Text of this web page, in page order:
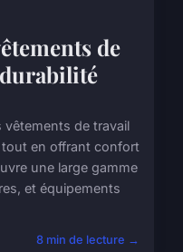
de
de travail
en offrant confort
une large gamme
et équipements
8 min de lecture →